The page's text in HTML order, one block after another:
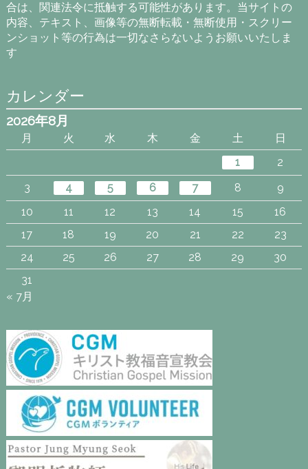
合は、関連法令に抵触する可能性があります。当サイトの
内容、テキスト、画像等の無断転載・無断使用・スクリー
ンショット等の行為は一切なさらないようお願いいたしま
す
カレンダー
2026年8月
月 火 水 木 金 土
日
1
2
3
4 5 6 7 8
9
10
11 12 13 14 15
16
17
18 19 20 21 22
23
24
25 26 27 28 29
30
31
« 7月